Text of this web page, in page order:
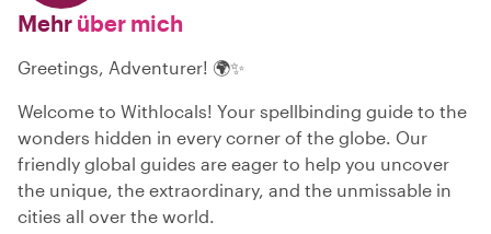
Mehr über mich
Greetings, Adventurer! 🌍✨
Welcome to Withlocals! Your spellbinding guide to the
wonders hidden in every corner of the globe. Our
friendly global guides are eager to help you uncover
the unique, the extraordinary, and the unmissable in
cities all over the world.